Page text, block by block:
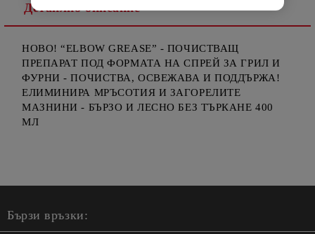
Детайлно описание
НОВО! “ELBOW GREASE” - ПОЧИСТВАЩ
ПРЕПАРАТ ПОД ФОРМАТА НА СПРЕЙ ЗА ГРИЛ И
ФУРНИ - ПОЧИСТВА, ОСВЕЖАВА И ПОДДЪРЖА!
ЕЛИМИНИРА МРЪСОТИЯ И ЗАГОРЕЛИТЕ
МАЗНИНИ - БЪРЗО И ЛЕСНО БЕЗ ТЪРКАНЕ 400
МЛ
Бързи връзки: